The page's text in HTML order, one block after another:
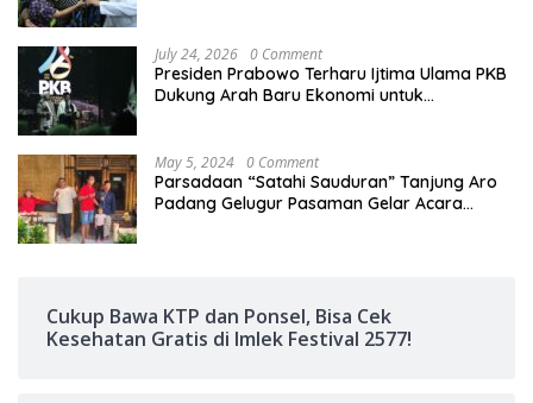
July 24, 2026 0 Comment
Presiden Prabowo Terharu Ijtima Ulama PKB
Dukung Arah Baru Ekonomi untuk
May 5, 2024 0 Comment
Parsadaan “Satahi Sauduran” Tanjung Aro
Padang Gelugur Pasaman Gelar Acara
Cukup Bawa KTP dan Ponsel, Bisa Cek
Kesehatan Gratis di Imlek Festival 2577!